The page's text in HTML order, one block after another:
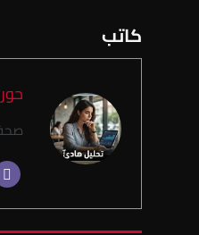
كاتب